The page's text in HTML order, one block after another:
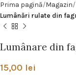
Prima pagină Magazin
Lumânări rulate din
Lumânare din
15,00 lei